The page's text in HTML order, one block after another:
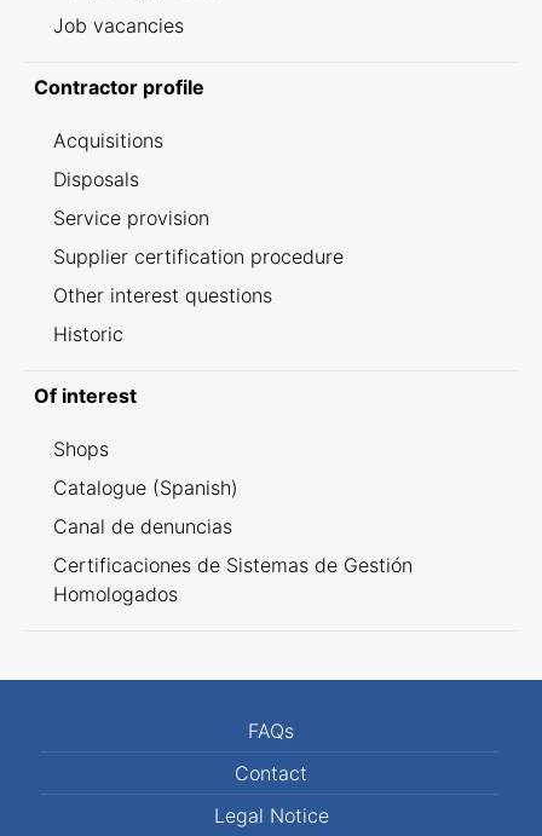
Job vacancies
Contractor profile
Acquisitions
Disposals
Service provision
Supplier certification procedure
Other interest questions
Historic
Of interest
Shops
Catalogue (Spanish)
Canal de denuncias
Certificaciones de Sistemas de Gestión
Homologados
FAQs
Contact
Legal Notice